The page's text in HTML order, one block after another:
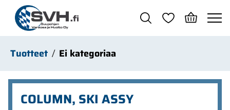
Siirry pääsisältöön
Tuotteet Ei kategoriaa
COLUMN, SKI ASSY